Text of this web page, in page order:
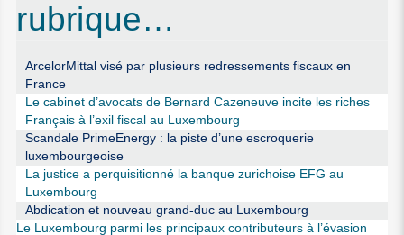
rubrique…
ArcelorMittal visé par plusieurs redressements fiscaux en
France
Le cabinet d’avocats de Bernard Cazeneuve incite les riches
Français à l’exil fiscal au Luxembourg
Scandale PrimeEnergy : la piste d’une escroquerie
luxembourgeoise
La justice a perquisitionné la banque zurichoise EFG au
Luxembourg
Abdication et nouveau grand-duc au Luxembourg
Le Luxembourg parmi les principaux contributeurs à l’évasion